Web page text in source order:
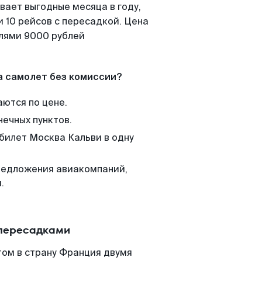
выгодные месяца в году,
рейсов с пересадкой. Цена
9000 рублей
самолет без комиссии?
по цене.
пунктов.
Москва Кальви в одну
авиакомпаний,
в страну Франция двумя